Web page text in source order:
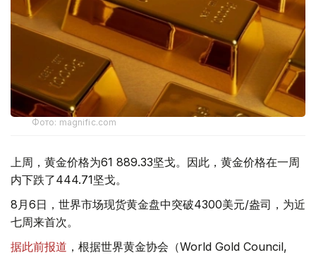
Фото: magnific.com
上周，黄金价格为61 889.33坚戈。因此，黄金价格在一周
内下跌了444.71坚戈。
8月6日，世界市场现货黄金盘中突破4300美元/盎司，为近
七周来首次。
据此前报道 ，根据世界黄金协会（World Gold Council,